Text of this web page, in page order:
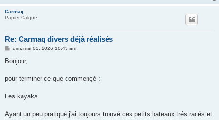
Carmaq
Papier Calque
Re: Carmaq divers déjà réalisés
M
s
g
dim. mai 03, 2026 10:43 am
Bonjour,
pour terminer ce que commençé :
Les kayaks.
Ayant un peu pratiqué j'ai toujours trouvé ces petits bateaux trés racés et